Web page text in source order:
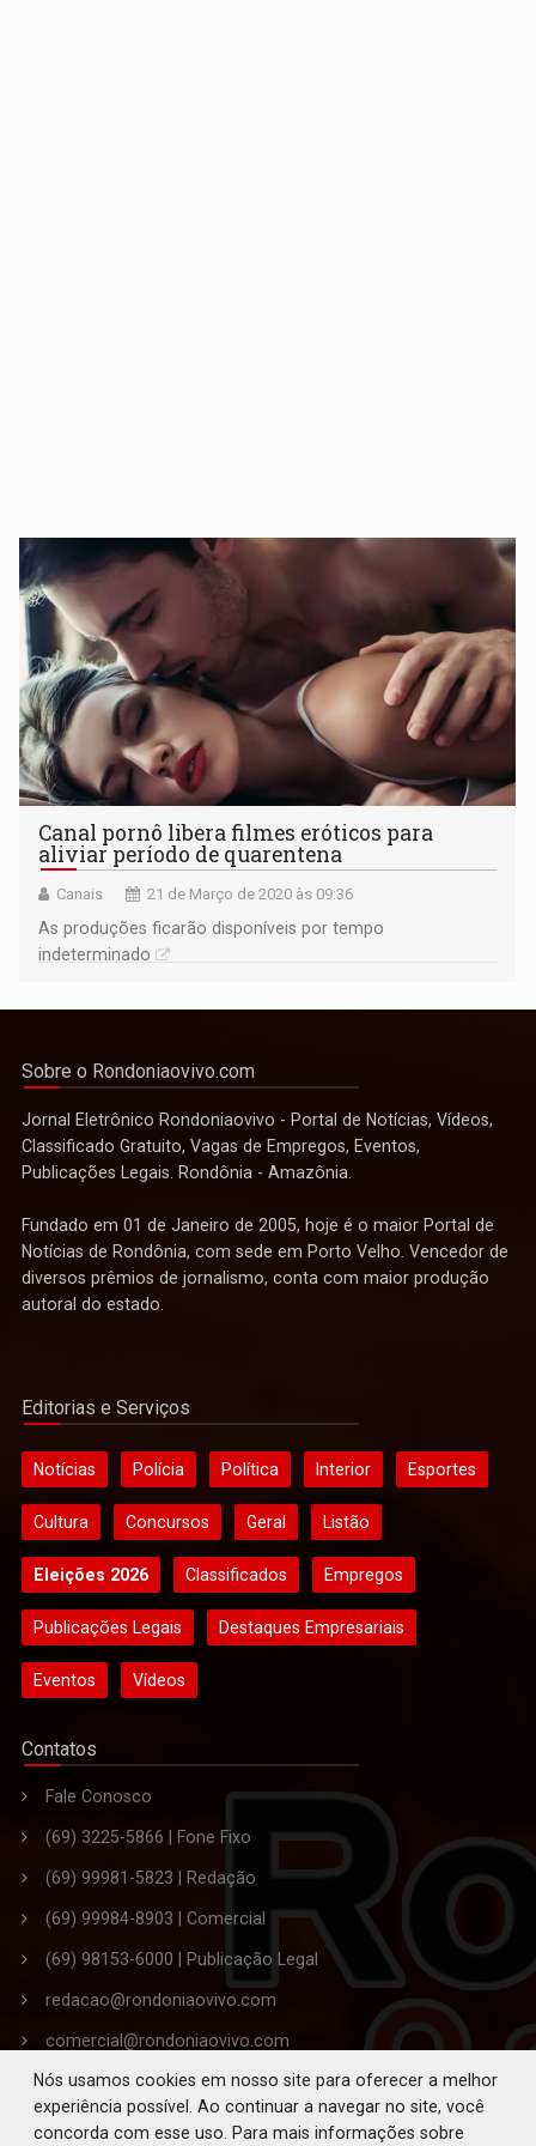
Canal pornô libera filmes eróticos para
aliviar período de quarentena
Canais 21 de Março de 2020 às 09:36
As produções ficarão disponíveis por tempo
indeterminado
Sobre o Rondoniaovivo.com
Jornal Eletrônico Rondoniaovivo - Portal de Notícias, Vídeos,
Classificado Gratuito, Vagas de Empregos, Eventos,
Publicações Legais. Rondônia - Amazônia.
Fundado em 01 de Janeiro de 2005, hoje é o maior Portal de
Notícias de Rondônia, com sede em Porto Velho. Vencedor de
diversos prêmios de jornalismo, conta com maior produção
autoral do estado.
Editorias e Serviços
Notícias Polícia Política Interior Esportes
Cultura Concursos Geral Listão
Eleições 2026 Classificados Empregos
Publicações Legais Destaques Empresariais
Eventos Vídeos
Contatos
Fale Conosco
(69) 3225-5866 | Fone Fixo
(69) 99981-5823 | Redação
(69) 99984-8903 | Comercial
(69) 98153-6000 | Publicação Legal
redacao@rondoniaovivo.com
comercial@rondoniaovivo.com
publicacaolegal@rondoniaovivo.com
Endereço: Rua Joaquim Araújo Lima, nº 3445,
Bairro Embratel. - Porto Velho - RO
Nós usamos cookies em nosso site para oferecer a melhor
experiência possível. Ao continuar a navegar no site, você
concorda com esse uso. Para mais informações sobre